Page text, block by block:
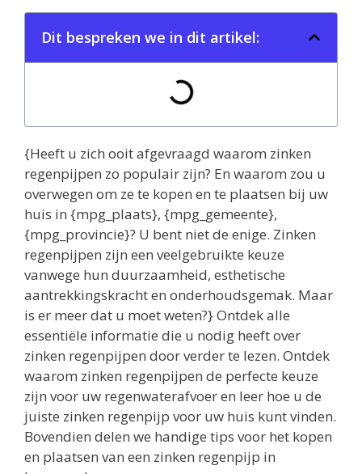
Dit bespreken we in dit artikel:
{Heeft u zich ooit afgevraagd waarom zinken
regenpijpen zo populair zijn? En waarom zou u
overwegen om ze te kopen en te plaatsen bij uw
huis in {mpg_plaats}, {mpg_gemeente},
{mpg_provincie}? U bent niet de enige. Zinken
regenpijpen zijn een veelgebruikte keuze
vanwege hun duurzaamheid, esthetische
aantrekkingskracht en onderhoudsgemak. Maar
is er meer dat u moet weten?} Ontdek alle
essentiële informatie die u nodig heeft over
zinken regenpijpen door verder te lezen. Ontdek
waarom zinken regenpijpen de perfecte keuze
zijn voor uw regenwaterafvoer en leer hoe u de
juiste zinken regenpijp voor uw huis kunt vinden.
Bovendien delen we handige tips voor het kopen
en plaatsen van een zinken regenpijp in